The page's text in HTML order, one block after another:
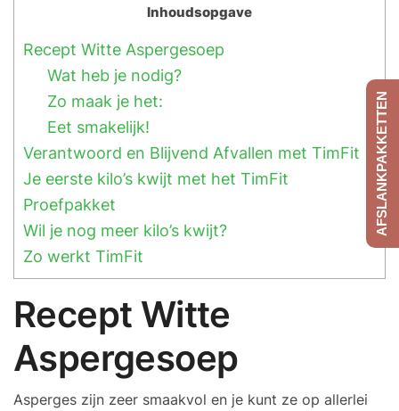
Inhoudsopgave
Recept Witte Aspergesoep
Wat heb je nodig?
Zo maak je het:
Eet smakelijk!
Verantwoord en Blijvend Afvallen met TimFit
Je eerste kilo’s kwijt met het TimFit
Proefpakket
Wil je nog meer kilo’s kwijt?
Zo werkt TimFit
Recept Witte
Aspergesoep
Asperges zijn zeer smaakvol en je kunt ze op allerlei
AFSLANKPAKKETTEN